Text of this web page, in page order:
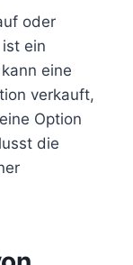
oder
ein
eine
verkauft,
Option
die